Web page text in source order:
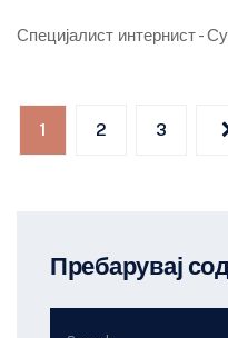
Специјалист интернист -
pagination
1 2 3
Пребарувај